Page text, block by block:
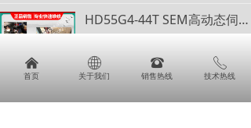
낀
首页
ꄓ
关于我们
뀰
销售热线
ꂅ
技术热线
HD55G4-44T SEM高动态伺服电机
HD55G4-44T SEM高动态伺服电
机
넶
¥ 0.00